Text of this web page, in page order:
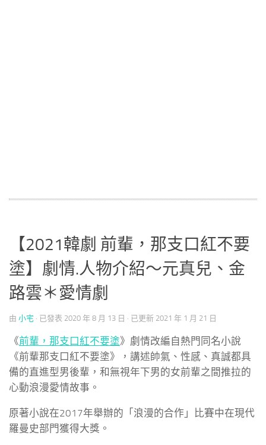
【2021韓劇 前輩，那支口紅不要
塗】劇情.人物介紹～元真兒、金
路雲＊愛情劇
由 小宅 · 已發表 2020 年 8 月 13 日 · 已更新 2021 年 1 月 21 日
《前輩，那支口紅不要塗》劇情改編自熱門同名小說
《前輩那支口紅不要塗》，講述帥氣、性感、真誠都具
備的直進型男後輩，和無視年下男的女前輩之間推拉的
心動浪漫愛情故事。
原著小說在2017年舉辦的「浪漫的合作」比賽中在現代
羅曼史部門獲得大獎。